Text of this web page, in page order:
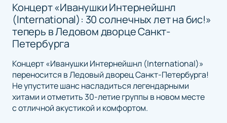
Концерт «Иванушки Интернейшнл
(International): 30 солнечных лет на бис!»
теперь в Ледовом дворце Санкт-
Петербурга
Концерт «Иванушки Интернейшнл (International)»
переносится в Ледовый дворец Санкт-Петербурга!
Не упустите шанс насладиться легендарными
хитами и отметить 30-летие группы в новом месте
с отличной акустикой и комфортом.